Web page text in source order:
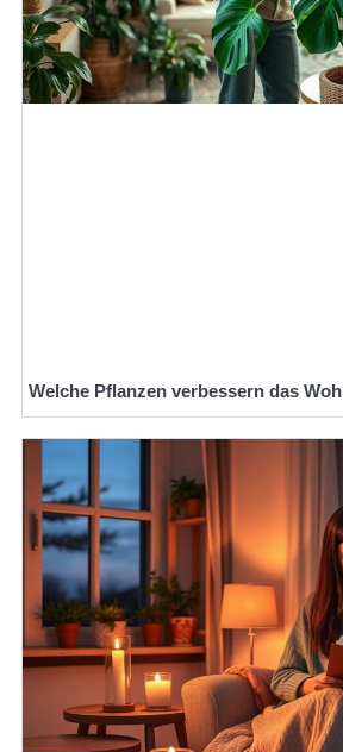
Welche Pflanzen verbessern das